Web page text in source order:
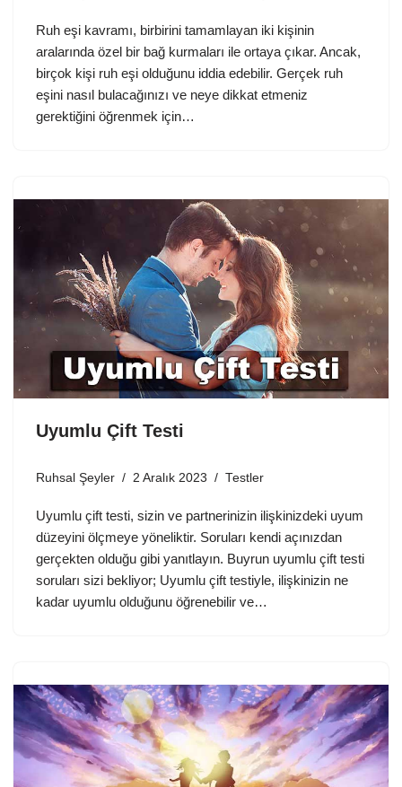
Ruh eşi kavramı, birbirini tamamlayan iki kişinin
aralarında özel bir bağ kurmaları ile ortaya çıkar. Ancak,
birçok kişi ruh eşi olduğunu iddia edebilir. Gerçek ruh
eşini nasıl bulacağınızı ve neye dikkat etmeniz
gerektiğini öğrenmek için…
Uyumlu Çift Testi
Ruhsal Şeyler 2 Aralık 2023 Testler
Uyumlu çift testi, sizin ve partnerinizin ilişkinizdeki uyum
düzeyini ölçmeye yöneliktir. Soruları kendi açınızdan
gerçekten olduğu gibi yanıtlayın. Buyrun uyumlu çift testi
soruları sizi bekliyor; Uyumlu çift testiyle, ilişkinizin ne
kadar uyumlu olduğunu öğrenebilir ve…